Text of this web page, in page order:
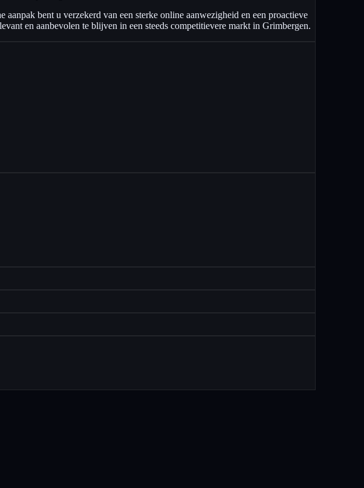
bent u verzekerd van een sterke online aanwezigheid en een proactieve
en aanbevolen te blijven in een steeds competitievere markt in Grimbergen.